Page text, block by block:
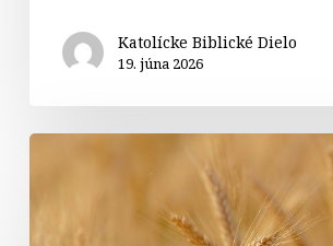
Katolícke Biblické Dielo
19. júna 2026
Komentáre
textom